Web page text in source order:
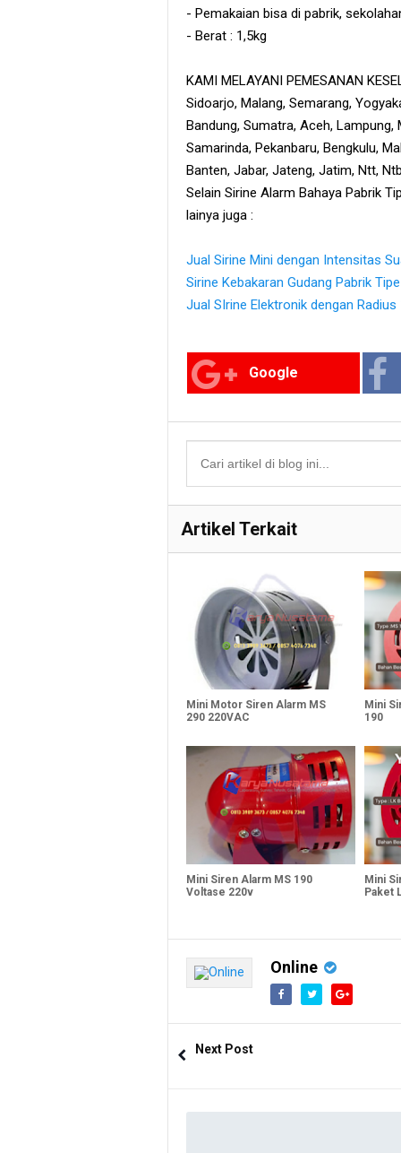
- Pemakaian bisa di pabrik,
- Berat : 1,5kg
KAMI MELAYANI PEMESANAN
Sidoarjo, Malang, Semarang,
Bandung, Sumatra, Aceh, Lampung,
Samarinda, Pekanbaru, Bengkulu,
Banten, Jabar, Jateng, Jatim, Ntt,
Selain Sirine Alarm Bahaya Pabrik
lainya juga :
Jual Sirine Mini dengan Intensitas
Sirine Kebakaran Gudang Pabrik
Jual SIrine Elektronik dengan Radius
Google
Artikel Terkait
Mini Motor Siren Alarm MS
290 220VAC
Mini
190
Mini Siren Alarm MS 190
Voltase 220v
Mini
Paket
Online
Next Post